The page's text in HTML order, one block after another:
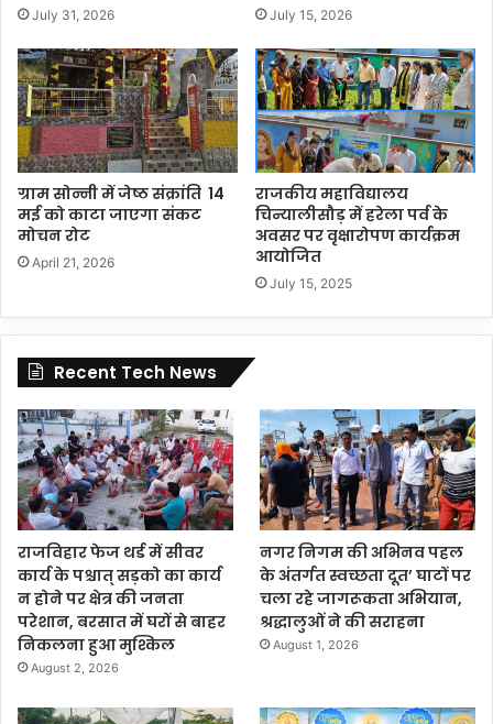
July 31, 2026 July 15, 2026
ग्राम सोन्नी में जेष्ठ संक्रांति 14
मई को काटा जाएगा संकट
मोचन रोट
April 21, 2026
राजकीय महाविद्यालय
चिन्यालीसौड़ में हरेला पर्व के
अवसर पर वृक्षारोपण कार्यक्रम
आयोजित
July 15, 2025
Recent Tech News
राजविहार फेज थर्ड में सीवर
कार्य के पश्चात् सड़को का कार्य
न होने पर क्षेत्र की जनता
परेशान, बरसात में घरों से बाहर
निकलना हुआ मुश्किल
August 2, 2026
नगर निगम की अभिनव पहल
के अंतर्गत स्वच्छता दूत’ घाटों पर
चला रहे जागरूकता अभियान,
श्रद्धालुओं ने की सराहना
August 1, 2026